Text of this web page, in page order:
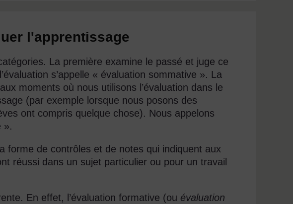
l'apprentissage
La première examine le passé et juge ce
s’appelle « évaluation sommative ». La
moments où nous utilisons l’évaluation dans le
(par exemple lorsque nous posons des
ont compris quelque chose). Nous appelons
».
forme de contrôles et de notes qui indiquent aux
réussi dans un sujet particulier ou pour un travail
En effet, l’évaluation formative (ou évaluation